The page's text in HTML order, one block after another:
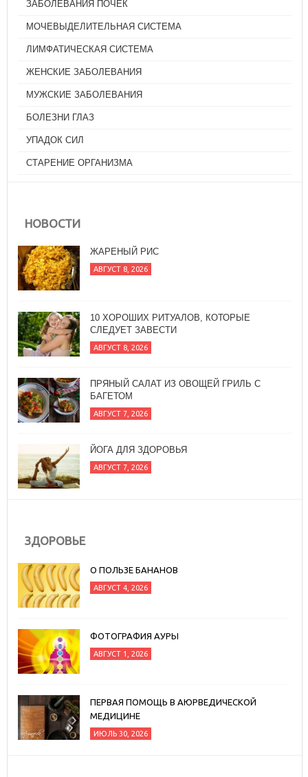
ЗАБОЛЕВАНИЯ ПОЧЕК
МОЧЕВЫДЕЛИТЕЛЬНАЯ СИСТЕМА
ЛИМФАТИЧЕСКАЯ СИСТЕМА
ЖЕНСКИЕ ЗАБОЛЕВАНИЯ
МУЖСКИЕ ЗАБОЛЕВАНИЯ
БОЛЕЗНИ ГЛАЗ
УПАДОК СИЛ
СТАРЕНИЕ ОРГАНИЗМА
НОВОСТИ
ЖАРЕНЫЙ РИС
АВГУСТ 8, 2026
10 ХОРОШИХ РИТУАЛОВ, КОТОРЫЕ
СЛЕДУЕТ ЗАВЕСТИ
АВГУСТ 8, 2026
ПРЯНЫЙ САЛАТ ИЗ ОВОЩЕЙ ГРИЛЬ С
БАГЕТОМ
АВГУСТ 7, 2026
ЙОГА ДЛЯ ЗДОРОВЬЯ
АВГУСТ 7, 2026
ЗДОРОВЬЕ
О ПОЛЬЗЕ БАНАНОВ
АВГУСТ 4, 2026
ФОТОГРАФИЯ АУРЫ
АВГУСТ 1, 2026
ПЕРВАЯ ПОМОЩЬ В АЮРВЕДИЧЕСКОЙ
МЕДИЦИНЕ
ИЮЛЬ 30, 2026